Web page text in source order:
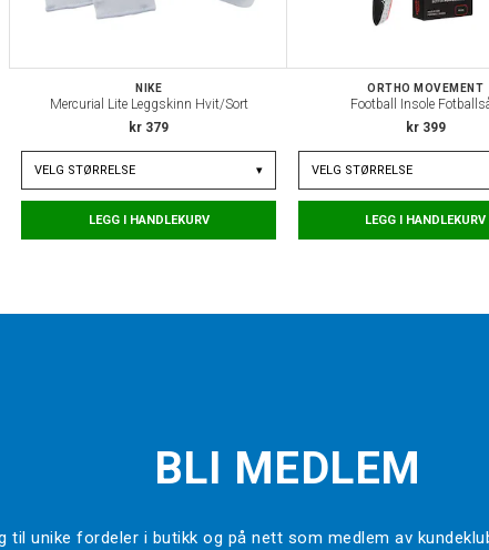
NIKE
Mercurial Lite Leggskinn Hvit/Sort
kr 379
VELG STØRRELSE ▾
LEGG I HANDLEKURV
ORTHO MOVEMENT
Football Insole
kr 399
VELG STØRRELSE
LEGG I HANDLEKURV
BLI MEDLEM
til unike fordeler i butikk og på nett som medlem av